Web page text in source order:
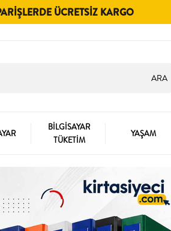
ÜCRETSIZ KARGO
BİLGİSAYAR
TÜKETİM
YAŞAM